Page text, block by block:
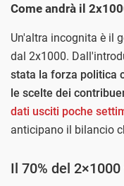
Come andrà il
Un'altra incognita è il
dal 2x1000.
stata la forza politica
le scelte dei
dati usciti poche
anticipano il bilancio
Il 70% del